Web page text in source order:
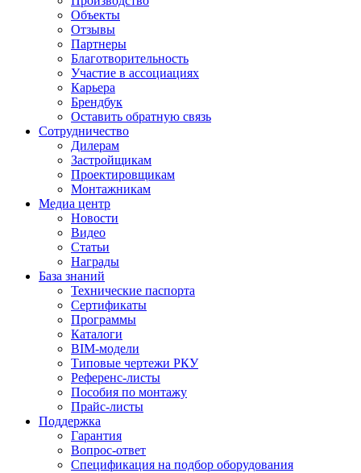
Объекты
Отзывы
Партнеры
Благотворительность
Участие в ассоциациях
Карьера
Брендбук
Оставить обратную связь
Сотрудничество
Дилерам
Застройщикам
Проектировщикам
Монтажникам
Медиа центр
Новости
Видео
Статьи
Награды
База знаний
Технические паспорта
Сертификаты
Программы
Каталоги
BIM-модели
Типовые чертежи РКУ
Референс-листы
Пособия по монтажу
Прайс-листы
Поддержка
Гарантия
Вопрос-ответ
Спецификация на подбор оборудования